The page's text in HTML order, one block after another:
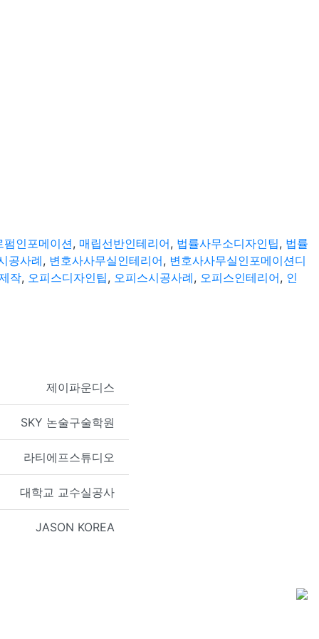
펌인포메이션, 매립선반인테리어, 법률사무소디자인팁, 법률
공사례, 변호사사무실인테리어, 변호사사무실인포메이션디
작, 오피스디자인팁, 오피스시공사례, 오피스인테리어, 인
제이파운디스
SKY 논술구술학원
라티에프스튜디오
대학교 교수실공사
JASON KOREA